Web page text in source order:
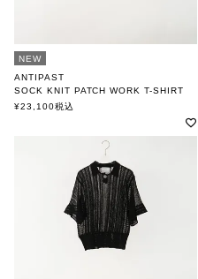
NEW
ANTIPAST
SOCK KNIT PATCH WORK T-SHIRT
アンティパスト
¥23,100税込